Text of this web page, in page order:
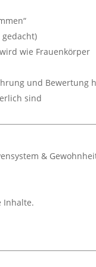
wie Frauenkörper
und Bewertung
sind
&